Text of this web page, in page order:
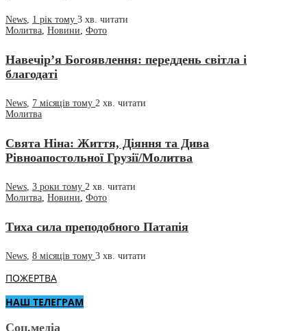
News, 1 рік тому 3 хв. читати
Молитва, Новини, Фото
Навечір’я Богоявлення: переддень світла і
благодаті
News 7 місяців тому 2 хв. читати
Молитва
Свята Ніна: Життя, Діяння та Дива
Рівноапостольної Грузії/Молитва
News 3 роки тому 2 хв. читати
Молитва Новини Фото
Тиха сила преподобного Патапія
News 8 місяців тому 3 хв. читати
ПОЖЕРТВА
НАШ ТЕЛЕГРАМ
Соц.медіа